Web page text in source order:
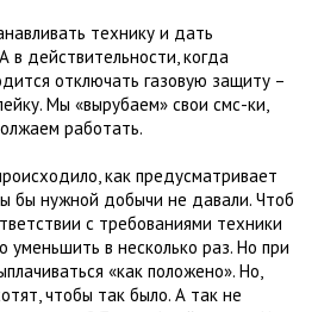
технику и дать
в действительности, когда
отключать газовую защиту –
Мы «вырубаем» свои смс-ки,
работать.
как предусматривает
бы нужной добычи не давали. Чтоб
с требованиями техники
уменьшить в несколько раз. Но при
«как положено». Но,
чтобы так было. А так не